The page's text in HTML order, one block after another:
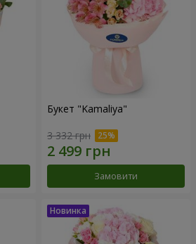
Букет "Kamaliya"
3 332 грн
Замовити